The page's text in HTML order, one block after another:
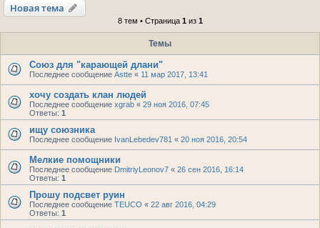
Новая тема
8 тем • Страница 1из 1
Темы
Союз для "карающей длани"
Последнее сообщение Astte « 11 мар 2017, 13:41
хочу создать клан людей
Последнее сообщение xgrab « 29 ноя 2016, 07:45
Ответы: 1
ищу союзника
Последнее сообщение IvanLebedev781 « 20 ноя 2016, 20:54
Мелкие помощники
Последнее сообщение DmitriyLeonov7 « 26 сен 2016, 16:14
Ответы: 1
Прошу подсвет руин
Последнее сообщение TEUCO « 22 авг 2016, 04:29
Ответы: 1